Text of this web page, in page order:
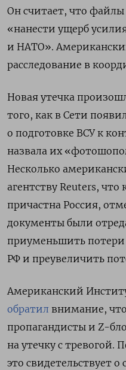
Он считает, что
«нанести ущерб
и НАТО».
расследование в
Новая утечка
того, как в Сети
о подготовке ВСУ к
назвала их
Несколько
агентству Reuters, что
причастна Россия,
документы были
приуменьшить
РФ и преувеличить
Американский
обратил внимание,
пропагандисты и Z-
на утечку с
это свидетельствует